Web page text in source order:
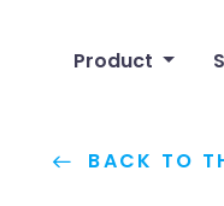
Product
BACK TO